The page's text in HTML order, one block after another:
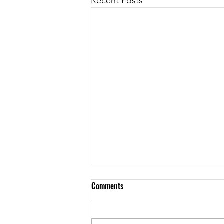
Comments